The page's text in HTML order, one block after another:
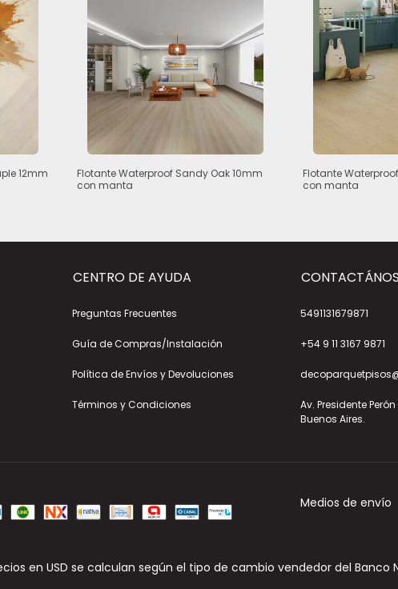
12mm
Flotante Waterproof Sandy Oak 10mm
con manta
Flotante
con manta
CENTRO DE AYUDA
Preguntas Frecuentes
Guía de Compras/Instalación
Política de Envíos y Devoluciones
Términos y Condiciones
CONTACTÁNOS
5491131679871
+54 9 11 3167 9871
Av. Presidente
Buenos Aires.
Medios de envío
en USD se calculan según el tipo de cambio vendedor del